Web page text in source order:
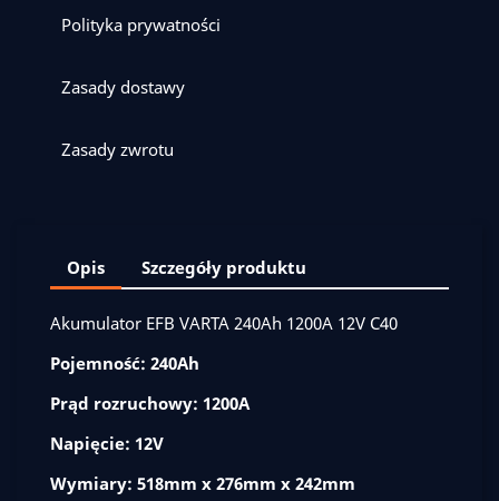
Polityka prywatności
Zasady dostawy
Zasady zwrotu
Opis Szczegóły produktu
Akumulator EFB VARTA 240Ah 1200A 12V C40
Pojemność: 240Ah
Prąd rozruchowy: 1200A
Napięcie: 12V
Wymiary: 518mm x 276mm x 242mm